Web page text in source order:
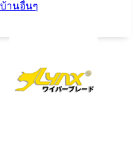
านอื่นๆ